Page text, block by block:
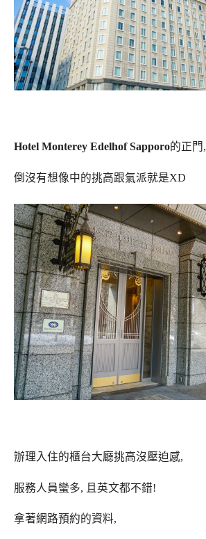
Hotel Monterey Edelhof Sapporo的正門,
倒沒有想像中的挑高跟氣派就是XD
辦理入住的櫃台大廳挑高沒壓迫感,
服務人員蠻多, 且英文都不錯!
拿著網路預約的資料,